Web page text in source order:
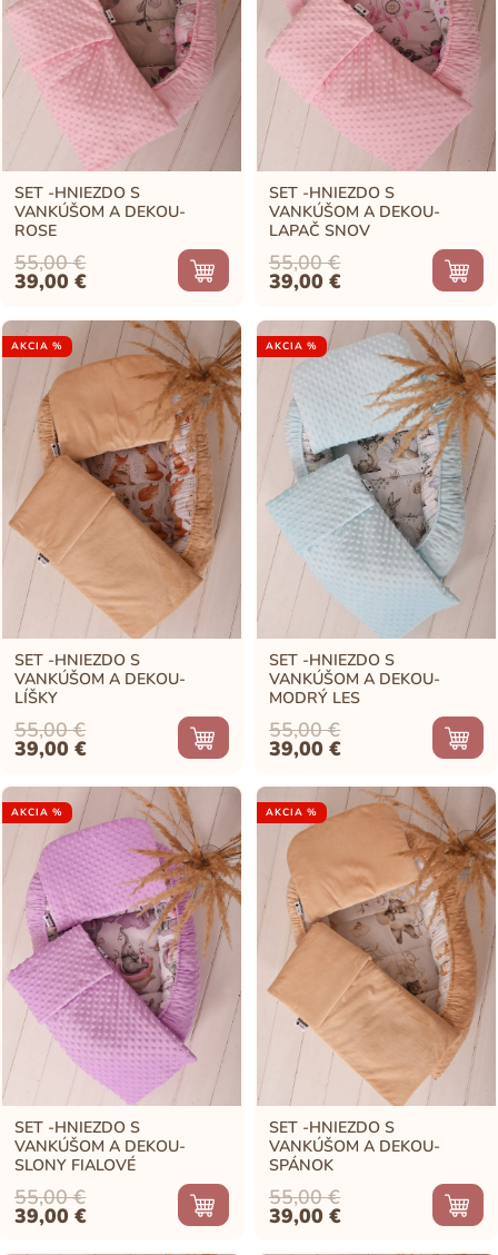
SET -HNIEZDO S
VANKÚŠOM A DEKOU-
ROSE
55,00€
Original
price
was:
55,00 €.
39,00€
Current
price
is:
39,00 €.
SET -HNIEZDO S
VANKÚŠOM A DEKOU-
LAPAČ SNOV
55,00€
Original
price
was:
55,00 €.
39,00€
Current
price
is:
39,00 €.
AKCIA %
SET -HNIEZDO S
VANKÚŠOM A DEKOU-
LÍŠKY
55,00€
Original
price
was:
55,00 €.
39,00€
Current
price
is:
39,00 €.
AKCIA %
SET -HNIEZDO S
VANKÚŠOM A DEKOU-
MODRÝ LES
55,00€
Original
price
was:
55,00 €.
39,00€
Current
price
is:
39,00 €.
AKCIA %
SET -HNIEZDO S
VANKÚŠOM A DEKOU-
SLONY FIALOVÉ
55,00€
Original
price
39,00€
Current
price
AKCIA %
SET -HNIEZDO S
VANKÚŠOM A DEKOU-
SPÁNOK
55,00€
Original
price
39,00€
Current
price